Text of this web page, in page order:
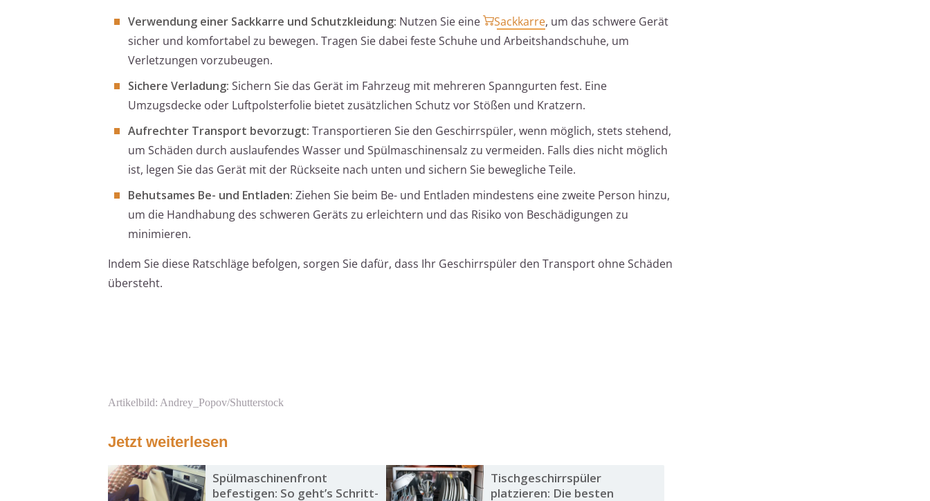
Verwendung einer Sackkarre und Schutzkleidung: Nutzen Sie eine Sackkarre, um das schwere Gerät
sicher und komfortabel zu bewegen. Tragen Sie dabei feste Schuhe und Arbeitshandschuhe, um
Verletzungen vorzubeugen.
Sichere Verladung: Sichern Sie das Gerät im Fahrzeug mit mehreren Spanngurten fest. Eine
Umzugsdecke oder Luftpolsterfolie bietet zusätzlichen Schutz vor Stößen und Kratzern.
Aufrechter Transport bevorzugt: Transportieren Sie den Geschirrspüler, wenn möglich, stets stehend,
um Schäden durch auslaufendes Wasser und Spülmaschinensalz zu vermeiden. Falls dies nicht möglich
ist, legen Sie das Gerät mit der Rückseite nach unten und sichern Sie bewegliche Teile.
Behutsames Be- und Entladen: Ziehen Sie beim Be- und Entladen mindestens eine zweite Person hinzu,
um die Handhabung des schweren Geräts zu erleichtern und das Risiko von Beschädigungen zu
minimieren.
Indem Sie diese Ratschläge befolgen, sorgen Sie dafür, dass Ihr Geschirrspüler den Transport ohne Schäden
übersteht.
Artikelbild: Andrey_Popov/Shutterstock
Jetzt weiterlesen
Spülmaschinenfront
befestigen: So geht’s Schritt-
Tischgeschirrspüler
platzieren: Die besten